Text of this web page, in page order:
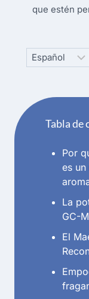
que estén
Choose
a
Tabla de
Por
es
La
GC-
El